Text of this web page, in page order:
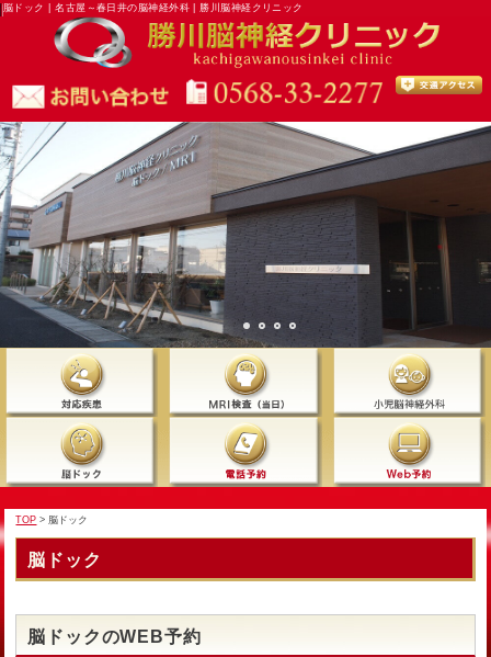
脳ドック | 名古屋～春日井の脳神経外科 | 勝川脳神経クリニック
TOP > 脳ドック
脳ドック
脳ドックのWEB予約